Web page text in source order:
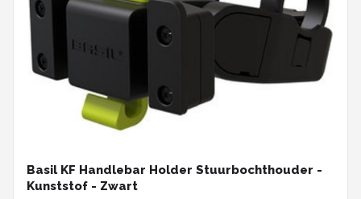
Basil KF Handlebar Holder Stuurbochthouder -
Kunststof - Zwart